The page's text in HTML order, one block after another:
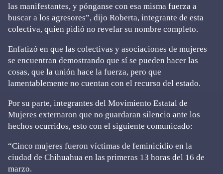
las manifestantes, y pónganse con esa misma fuerza a
buscar a los agresores”, dijo Roberta, integrante de esta
colectiva, quien pidió no revelar su nombre completo.
Enfatizó en que las colectivas y asociaciones de mujeres
se encuentran demostrando que sí se pueden hacer las
cosas, que la unión hace la fuerza, pero que
lamentablemente no cuentan con el recurso del estado.
Por su parte, integrantes del Movimiento Estatal de
Mujeres externaron que no guardaran silencio ante los
hechos ocurridos, esto con el siguiente comunicado:
“Cinco mujeres fueron víctimas de feminicidio en la
ciudad de Chihuahua en las primeras 13 horas del 16 de
marzo.